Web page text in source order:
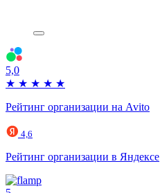
5,0
★ ★ ★ ★ ★
Рейтинг организации на Avito
4,6
Рейтинг организации в Яндексе